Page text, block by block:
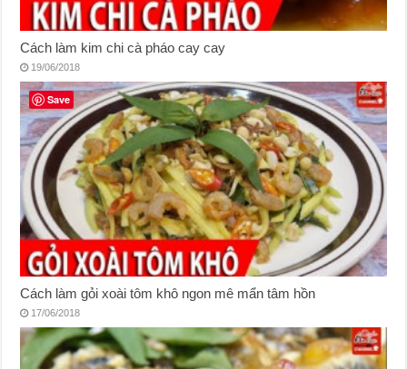
Cách làm kim chi cà pháo cay cay
19/06/2018
Cách làm gỏi xoài tôm khô ngon mê mẩn tâm hồn
17/06/2018
Save